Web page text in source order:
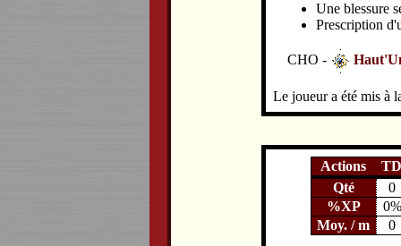
Une blessure
Prescription
CHO -
Le joueur a été mis à
Actions
Qté
0
%XP
0%
Moy. / m
0